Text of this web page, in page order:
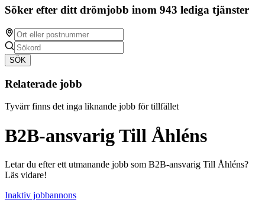
Söker efter ditt drömjobb inom 943 lediga tjänster
SÖK
Relaterade jobb
Tyvärr finns det inga liknande jobb för tillfället
B2B-ansvarig Till Åhléns
Letar du efter ett utmanande jobb som B2B-ansvarig Till Åhléns?
Läs vidare!
Inaktiv jobbannons